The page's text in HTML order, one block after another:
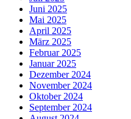
Juni 2025
Mai 2025
April 2025
März 2025
Februar 2025
Januar 2025
Dezember 2024
November 2024
Oktober 2024
September 2024